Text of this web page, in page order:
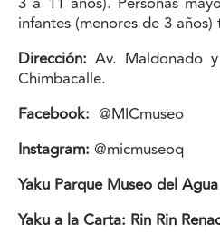
infantes (menores de 3
Dirección: Av. Maldonado
Chimbacalle.
Facebook: @MICmuseo
Instagram: @micmuseoq
Yaku Parque Museo del Agua
Yaku a la Carta: Rin Rin